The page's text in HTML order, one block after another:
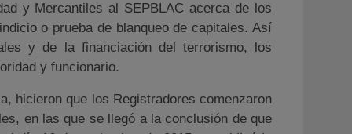
y Mercantiles al SEPBLAC acerca de los
o prueba de blanqueo de capitales. Así
y de la financiación del terrorismo, los
y funcionario.
hicieron que los Registradores comenzaron
en las que se llegó a la conclusión de que